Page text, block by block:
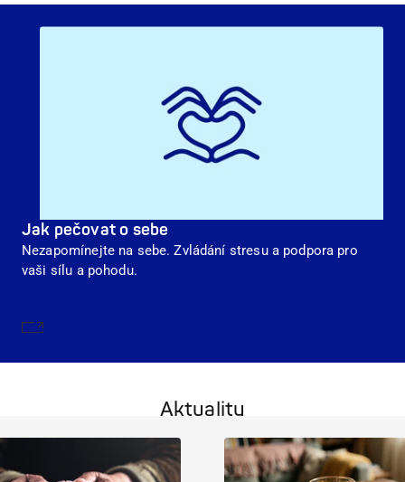
Jak pečovat o sebe
Nezapomínejte na sebe. Zvládání stresu a podpora pro
vaši sílu a pohodu.
Dozvědět se více
Aktuality